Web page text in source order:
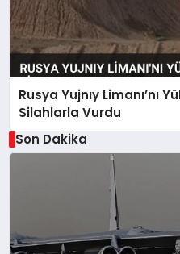
Rusya Yujnıy Limanı’nı
Silahlarla Vurdu
Son Dakika